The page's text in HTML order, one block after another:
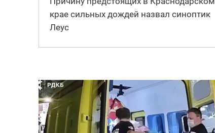
крае сильных дождей назвал синоптик
Леус